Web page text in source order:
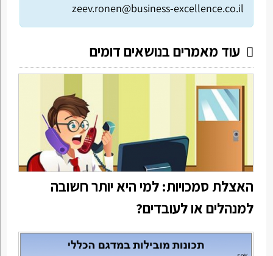
zeev.ronen@business-excellence.co.il
עוד מאמרים בנושאים דומים
האצלת סמכויות: למי היא יותר חשובה
למנהלים או לעובדים?